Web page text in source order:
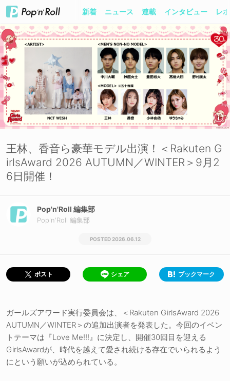
新着 ニュース 連載 インタビュー レ
王林、香音ら豪華モデル出演！＜Rakuten G
irlsAward 2026 AUTUMN／WINTER＞9月2
6日開催！
Pop'n'Roll 編集部
Pop'n'Roll 編集部
2026.06.12
ポスト シェア ブックマーク
ガールズアワード実行委員会は、＜Rakuten GirlsAward 2026
AUTUMN／WINTER＞の追加出演者を発表した。今回のイベン
トテーマは『Love Me!!!』に決定し、開催30回目を迎える
GirlsAwardが、時代を越えて愛され続ける存在でいられるよう
にという願いが込められている。